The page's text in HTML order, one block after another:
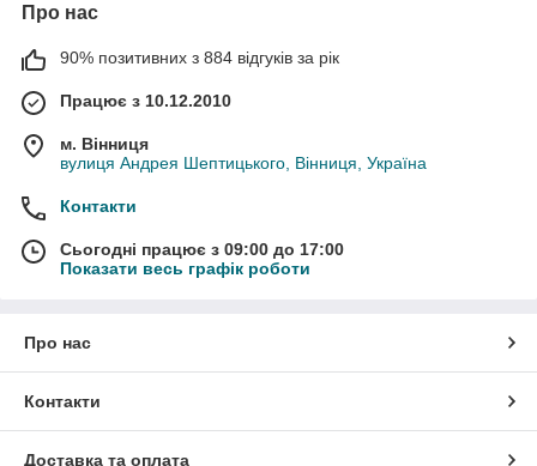
Про нас
90% позитивних з 884 відгуків за рік
Працює з 10.12.2010
м. Вінниця
вулиця Андрея Шептицького, Вінниця, Україна
Контакти
Сьогодні працює з 09:00 до 17:00
Показати весь графік роботи
Про нас
Контакти
Доставка та оплата